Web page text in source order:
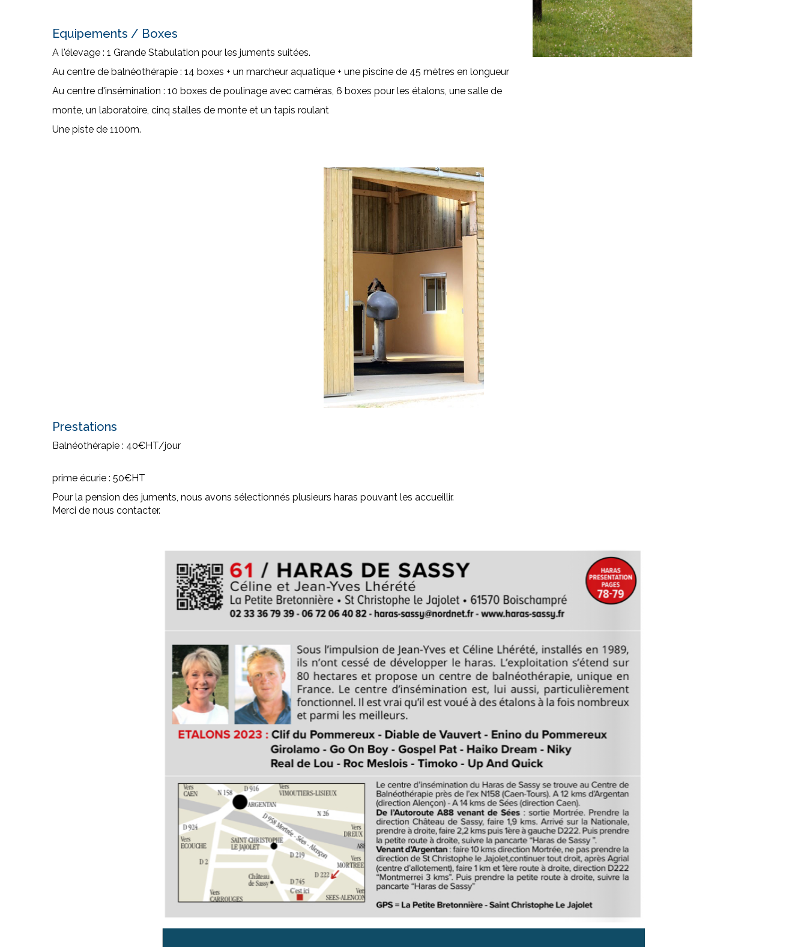
Equipements / Boxes
A l'élevage : 1 Grande Stabulation pour les juments suitées.
Au centre de balnéothérapie : 14 boxes + un marcheur aquatique + une piscine de 45 mètres en longueur
Au centre d'insémination : 10 boxes de poulinage avec caméras, 6 boxes pour les étalons, une salle de
monte, un laboratoire, cinq stalles de monte et un tapis roulant
Une piste de 1100m.
Prestations
Balnéothérapie : 40€HT/jour
prime écurie : 50€HT
Pour la pension des juments, nous avons sélectionnés plusieurs haras pouvant les accueillir.
Merci de nous contacter.